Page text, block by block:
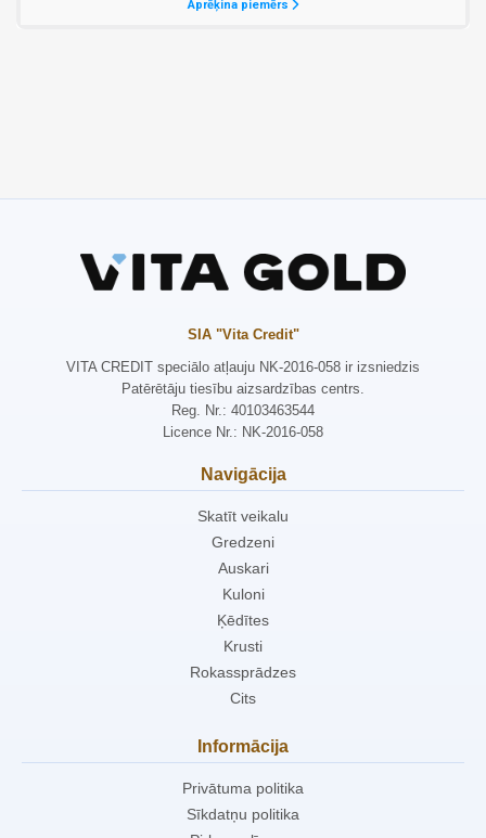
SIA "Vita Credit"
VITA CREDIT speciālo atļauju NK-2016-058 ir izsniedzis
Patērētāju tiesību aizsardzības centrs.
Reg. Nr.: 40103463544
Licence Nr.: NK-2016-058
Navigācija
Skatīt veikalu
Gredzeni
Auskari
Kuloni
Ķēdītes
Krusti
Rokassprādzes
Cits
Informācija
Privātuma politika
Sīkdatņu politika